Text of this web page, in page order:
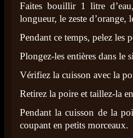
Faites bouillir 1 litre
longueur, le zeste d’orange,
Pendant ce temps, pelez les
Plongez-les entières dans le
Vérifiez la cuisson avec la
Retirez la poire et taillez-la
Pendant la cuisson de la
coupant en petits morceaux.